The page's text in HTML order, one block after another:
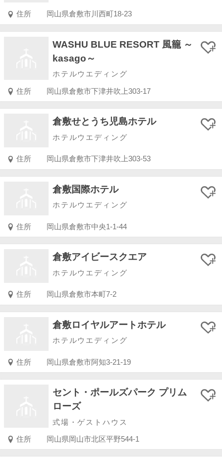
住所 岡山県倉敷市川西町18-23
WASHU BLUE RESORT 風籠 ～
kasago～
ホテルウエディング
住所 岡山県倉敷市下津井吹上303-17
倉敷せとうち児島ホテル
ホテルウエディング
住所 岡山県倉敷市下津井吹上303-53
倉敷国際ホテル
ホテルウエディング
住所 岡山県倉敷市中央1-1-44
倉敷アイビースクエア
ホテルウエディング
住所 岡山県倉敷市本町7-2
倉敷ロイヤルアートホテル
ホテルウエディング
住所 岡山県倉敷市阿知3-21-19
セント・ポールズパーク プリム
ローズ
式場・ゲストハウス
住所 岡山県岡山市北区平野544-1